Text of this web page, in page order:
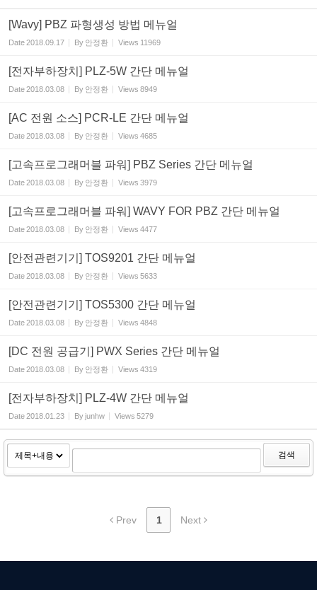
[Wavy] PBZ 파형생성 방법 메뉴얼
Date2018.09.17 By 안정환 Views 11969
[전자부하장치] PLZ-5W 간단 메뉴얼
Date2018.03.08 By 안정환 Views 8949
[AC 전원 소스] PCR-LE 간단 메뉴얼
Date2018.03.08 By 안정환 Views 4685
[고속프로그래머블 파워] PBZ Series 간단 메뉴얼
Date2018.03.08 By 안정환 Views 3979
[고속프로그래머블 파워] WAVY FOR PBZ 간단 메뉴얼
Date2018.03.08 By 안정환 Views 4477
[안전관련기기] TOS9201 간단 메뉴얼
Date2018.03.08 By 안정환 Views 5633
[안전관련기기] TOS5300 간단 메뉴얼
Date2018.03.08 By 안정환 Views 4848
[DC 전원 공급기] PWX Series 간단 메뉴얼
Date2018.03.08 By 안정환 Views 4319
[전자부하장치] PLZ-4W 간단 메뉴얼
Date2018.01.23 Byjunhw Views 5279
검색
Prev 1 Next